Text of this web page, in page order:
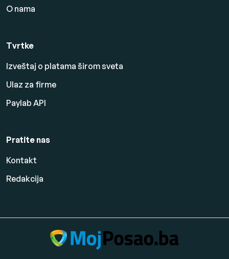
O nama
Tvrtke
Izveštaj o platama širom sveta
Ulaz za firme
Paylab API
Pratite nas
Kontakt
Redakcija